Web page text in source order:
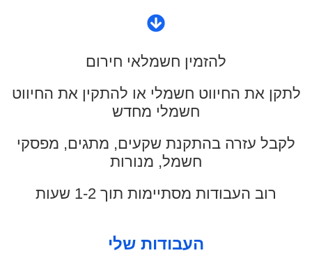
להזמין חשמלאי חירום
לתקן את החיווט חשמלי או להתקין את החיווט
חשמלי מחדש
לקבל עזרה בהתקנת שקעים, מתגים, מפסקי
חשמל, מנורות
רוב העבודות מסתיימות תוך 1-2 שעות
העבודות שלי